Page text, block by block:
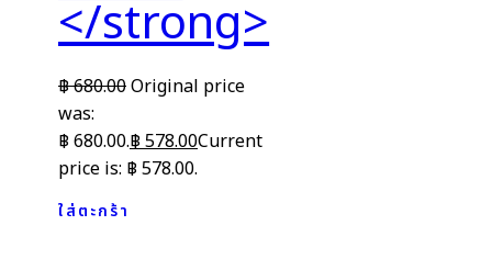
</strong>
฿680.00Original price
was:
฿ 680.00.฿578.00Current
price is: ฿ 578.00.
ใส่ตะกร้า